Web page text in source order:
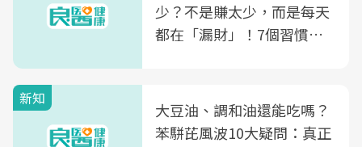
少？不是賺太少，而是每天
都在「漏財」！7個習慣一
新知
大豆油、調和油還能吃嗎？
苯駢芘風波10大疑問：真正